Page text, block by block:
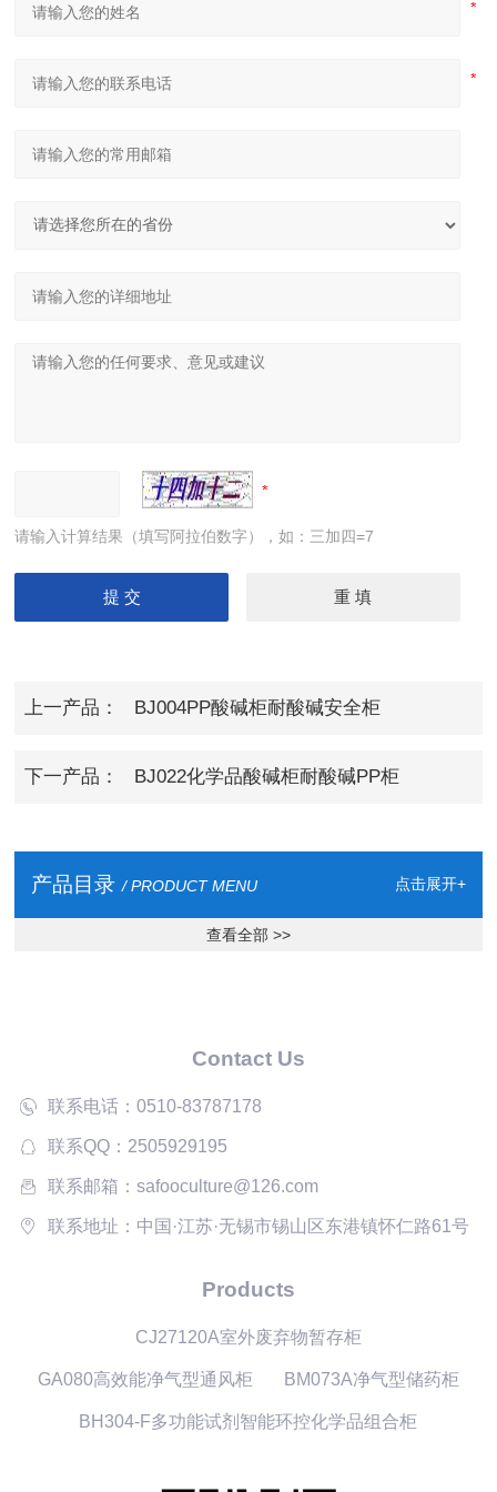
请输入计算结果（填写阿拉伯数字），如：三加四=7
上一产品： BJ004PP酸碱柜耐酸碱安全柜
下一产品： BJ022化学品酸碱柜耐酸碱PP柜
产品目录 / PRODUCT MENU 点击展开+
查看全部 >>
Contact Us
联系电话：0510-83787178
联系QQ：2505929195
联系邮箱：safooculture@126.com
联系地址：中国·江苏·无锡市锡山区东港镇怀仁路61号
Products
CJ27120A室外废弃物暂存柜
GA080高效能净气型通风柜 BM073A净气型储药柜
BH304-F多功能试剂智能环控化学品组合柜